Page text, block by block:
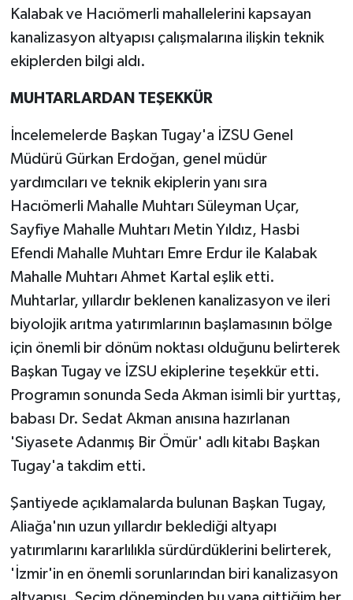
Kalabak ve Hacıömerli mahallelerini kapsayan
kanalizasyon altyapısı çalışmalarına ilişkin teknik
ekiplerden bilgi aldı.
MUHTARLARDAN TEŞEKKÜR
İncelemelerde Başkan Tugay'a İZSU Genel
Müdürü Gürkan Erdoğan, genel müdür
yardımcıları ve teknik ekiplerin yanı sıra
Hacıömerli Mahalle Muhtarı Süleyman Uçar,
Sayfiye Mahalle Muhtarı Metin Yıldız, Hasbi
Efendi Mahalle Muhtarı Emre Erdur ile Kalabak
Mahalle Muhtarı Ahmet Kartal eşlik etti.
Muhtarlar, yıllardır beklenen kanalizasyon ve ileri
biyolojik arıtma yatırımlarının başlamasının bölge
için önemli bir dönüm noktası olduğunu belirterek
Başkan Tugay ve İZSU ekiplerine teşekkür etti.
Programın sonunda Seda Akman isimli bir yurttaş,
babası Dr. Sedat Akman anısına hazırlanan
'Siyasete Adanmış Bir Ömür' adlı kitabı Başkan
Tugay'a takdim etti.
Şantiyede açıklamalarda bulunan Başkan Tugay,
Aliağa'nın uzun yıllardır beklediği altyapı
yatırımlarını kararlılıkla sürdürdüklerini belirterek,
'İzmir'in en önemli sorunlarından biri kanalizasyon